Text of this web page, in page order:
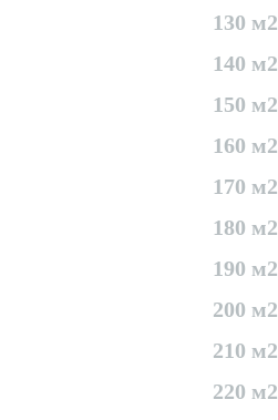
130 м2
140 м2
150 м2
160 м2
170 м2
180 м2
190 м2
200 м2
210 м2
220 м2